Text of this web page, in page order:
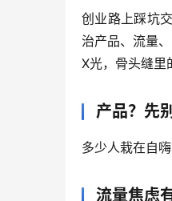
创业路上踩坑
治产品、流量
X光，骨头缝里
产品？先
多少人栽在自
流量焦虑